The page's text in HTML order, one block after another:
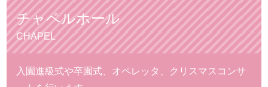
チャペルホール
CHAPEL
入園進級式や卒園式、オペレッタ、クリスマスコンサ